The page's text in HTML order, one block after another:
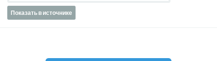
Показать в источнике